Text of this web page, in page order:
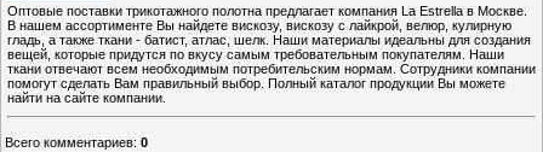
Оптовые поставки трикотажного полотна предлагает компания La Estrella в Москве.
В нашем ассортименте Вы найдете вискозу, вискозу с лайкрой, велюр, кулирную
гладь, а также ткани - батист, атлас, шелк. Наши материалы идеальны для создания
вещей, которые придутся по вкусу самым требовательным покупателям. Наши
ткани отвечают всем необходимым потребительским нормам. Сотрудники компании
помогут сделать Вам правильный выбор. Полный каталог продукции Вы можете
найти на сайте компании.
Всего комментариев: 0